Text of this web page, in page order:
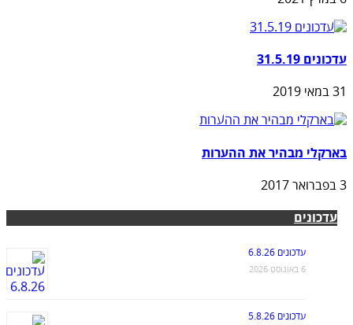
עדכונים 31.5.19
31 במאי 2019
בארקלי מבהיר את ההערות
3 בפברואר 2017
עדכונים
עדכונים 6.8.26
6 באוגוסט 2026
עדכונים 5.8.26